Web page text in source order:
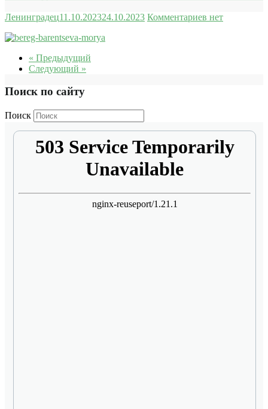
Ленинградец11.10.202324.10.2023 Комментариев нет
« Предыдущий
Следующий »
Поиск по сайту
Поиск